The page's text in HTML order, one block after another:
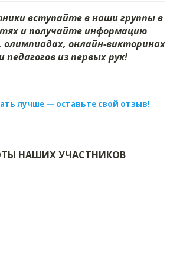
вступайте в наши группы в
и получайте информацию
олимпиадах, онлайн-викторинах
педагогов из первых рук!
лучше — оставьте свой отзыв!
НАШИХ УЧАСТНИКОВ